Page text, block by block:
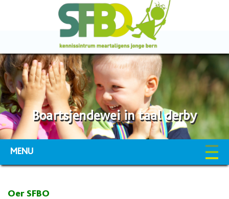
Boartsjendewei in taal derby
MENU
Oer SFBO